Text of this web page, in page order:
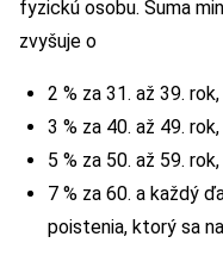
fyzickú osobu. Suma
zvyšuje o
2 % za 31. až 39. rok,
3 % za 40. až 49. rok,
5 % za 50. až 59. rok,
7 % za 60. a každý
poistenia, ktorý sa